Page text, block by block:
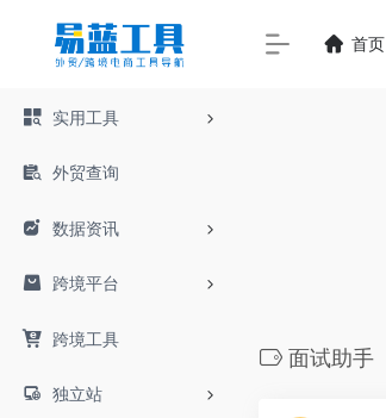
实用工具
外贸查询
数据资讯
跨境平台
跨境工具
独立站
首页
面试助手